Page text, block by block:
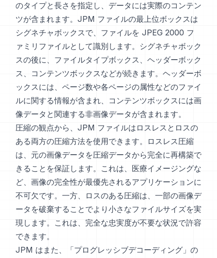
のタイプと長さを指定し、データには実際のコンテン
ツが含まれます。JPM ファイルの最上位ボックスは
シグネチャボックスで、ファイルを JPEG 2000 フ
ァミリファイルとして識別します。シグネチャボック
スの後に、ファイルタイプボックス、ヘッダーボック
ス、コンテンツボックスなどが続きます。ヘッダーボ
ックスには、ページ数や各ページの属性などのファイ
ルに関する情報が含まれ、コンテンツボックスには画
像データと関連する非画像データが含まれます。
圧縮の観点から、JPM ファイルはロスレスとロスの
ある両方の圧縮方法を使用できます。ロスレス圧縮
は、元の画像データを圧縮データから完全に再構築で
きることを保証します。これは、医療イメージングな
ど、画像の完全性が最優先されるアプリケーションに
不可欠です。一方、ロスのある圧縮は、一部の画像デ
ータを破棄することでより小さなファイルサイズを実
現します。これは、完全な忠実度が不要な状況で許容
できます。
JPM はまた、「プログレッシブデコーディング」の